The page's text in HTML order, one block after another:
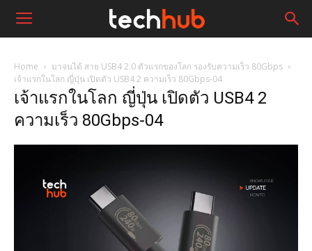
Home
มาจนได้ สาย USB4 2.0 ตัวแรกของโลก รองรับความเร็ว 80Gbps
เจ้าแรกในโลก ญี่ปุ่น เปิดตัว USB4 2 ความเร็ว 80Gbps-04
เจ้าแรกในโลก ญี่ปุ่น เปิดตัว USB4 2
ความเร็ว 80Gbps-04